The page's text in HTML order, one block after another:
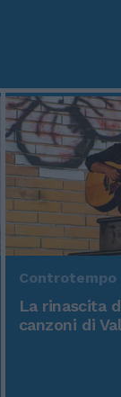
Controtempo
La rinascita
canzoni di